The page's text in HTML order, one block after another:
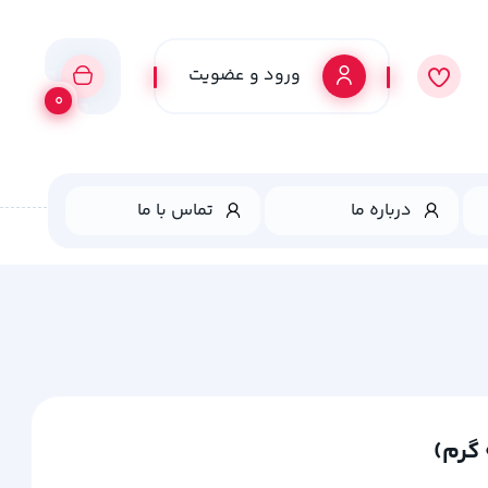
ورود و عضویت
0
درباره ما تماس با ما